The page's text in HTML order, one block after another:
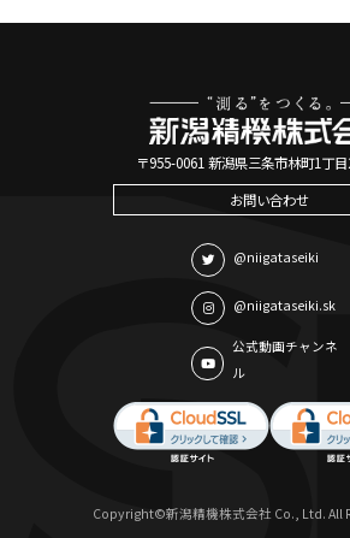
〒955-0061 新潟県三条市林町1丁
お問い合わせ
@niigataseiki
@niigataseiki.sk
公式動画チャンネ
ル
Copyright©新潟精機株式会社 Co., Ltd. All